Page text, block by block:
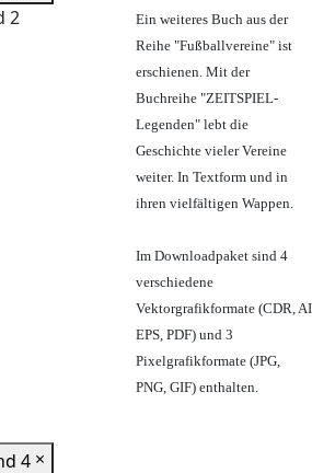
Ein weiteres Buch aus der
Reihe "Fußballvereine" ist
erschienen. Mit der
Buchreihe "ZEITSPIEL-
Legenden" lebt die
Geschichte vieler Vereine
weiter. In Textform und in
ihren vielfältigen Wappen.
Im Downloadpaket sind 4
verschiedene
Vektorgrafikformate (CDR, AI
EPS, PDF) und 3
Pixelgrafikformate (JPG,
PNG, GIF) enthalten.
×